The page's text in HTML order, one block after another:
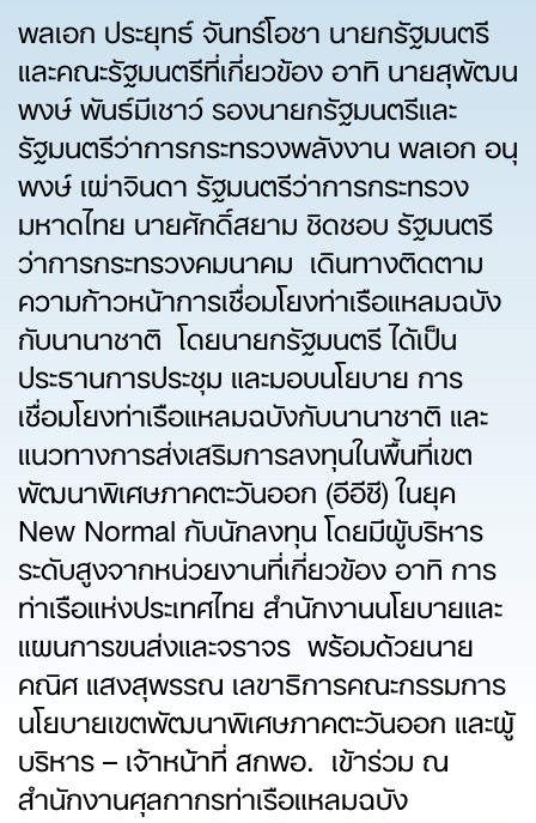
พลเอก ประยุทธ์ จันทร์โอชา นายกรัฐมนตรี
และคณะรัฐมนตรีที่เกี่ยวข้อง อาทิ นายสุพัฒน
พงษ์ พันธ์มีเชาว์ รองนายกรัฐมนตรีและ
รัฐมนตรีว่าการกระทรวงพลังงาน พลเอก อนุ
พงษ์ เผ่าจินดา รัฐมนตรีว่าการกระทรวง
มหาดไทย นายศักดิ์สยาม ชิดชอบ รัฐมนตรี
ว่าการกระทรวงคมนาคม เดินทางติดตาม
ความก้าวหน้าการเชื่อมโยงท่าเรือแหลมฉบัง
กับนานาชาติ โดยนายกรัฐมนตรี ได้เป็น
ประธานการประชุม และมอบนโยบาย การ
เชื่อมโยงท่าเรือแหลมฉบังกับนานาชาติ และ
แนวทางการส่งเสริมการลงทุนในพื้นที่เขต
พัฒนาพิเศษภาคตะวันออก (อีอีซี) ในยุค
New Normal กับนักลงทุน โดยมีผู้บริหาร
ระดับสูงจากหน่วยงานที่เกี่ยวข้อง อาทิ การ
ท่าเรือแห่งประเทศไทย สำนักงานนโยบายและ
แผนการขนส่งและจราจร พร้อมด้วยนาย
คณิศ แสงสุพรรณ เลขาธิการคณะกรรมการ
นโยบายเขตพัฒนาพิเศษภาคตะวันออก และผู้
บริหาร – เจ้าหน้าที่ สกพอ. เข้าร่วม ณ
สำนักงานศุลกากรท่าเรือแหลมฉบัง